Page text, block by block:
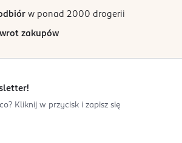
w ponad 2000 drogerii
zakupów
Kliknij w przycisk i zapisz się